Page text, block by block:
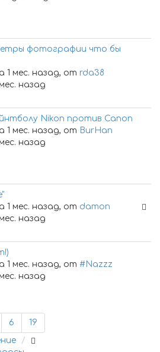
фотографии что бы
1 мес. назад, от rda38
назад
Nikon против Canon
1 мес. назад, от BurHan
назад
1 мес. назад, от damon
назад
1 мес. назад, от #Nazzz
назад
6
19